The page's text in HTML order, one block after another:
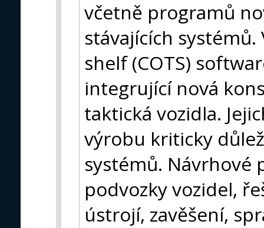
včetně programů
stávajících
shelf (COTS)
integrující nová
taktická vozidla.
výrobu kriticky
systémů. Návrhové
podvozky vozidel,
ústrojí, zavěšení,